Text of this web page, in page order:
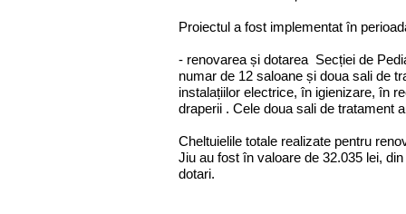
Proiectul a fost implementat în
- renovarea și dotarea Secției de
numar de 12 saloane și doua sali de
instalațiilor electrice, în igienizare, în
draperii . Cele doua sali de tratament
Cheltuielile totale realizate pentru
Jiu au fost în valoare de 32.035 lei,
dotari.